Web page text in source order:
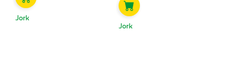
Jork
Jork